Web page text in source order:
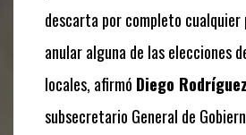
descarta por completo cualquier
anular alguna de las elecciones
locales, afirmó Diego
subsecretario General de